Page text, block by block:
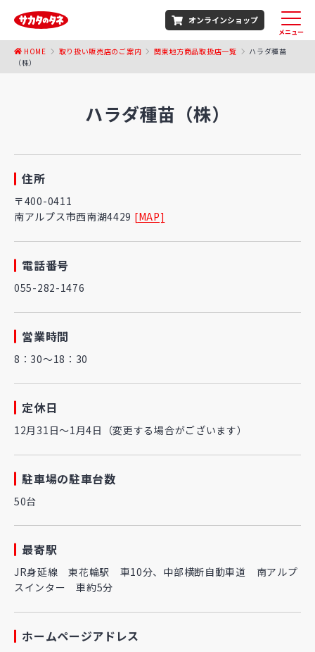
オンラインショップ
メニュー
HOME 取り扱い販売店のご案内 関東地方商品取扱店一覧
ハラダ種苗
（株）
ハラダ種苗（株）
住所
〒400-0411
南アルプス市西南湖4429 [MAP]
電話番号
055-282-1476
営業時間
8：30～18：30
定休日
12月31日～1月4日（変更する場合がございます）
駐車場の駐車台数
50台
最寄駅
JR身延線 東花輪駅 車10分、中部横断自動車道 南アルプ
スインター 車約5分
ホームページアドレス